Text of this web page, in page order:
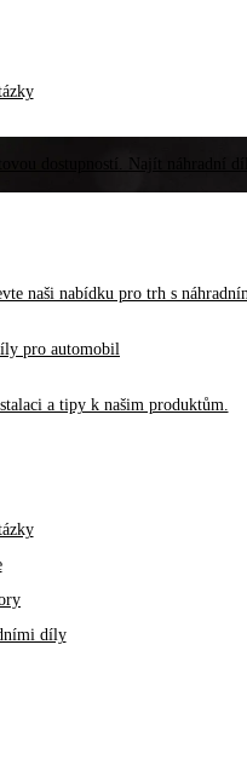
dostupností. Najít náhradní
naši nabídku pro trh s
pro automobil
a tipy k našim produktům.
díly